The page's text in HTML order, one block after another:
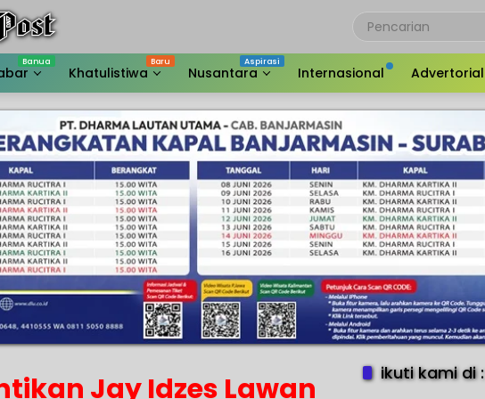
Khatulistiwa Nusantara Internasional Advertorial
Jay Idzes Lawan
ikuti kami di :